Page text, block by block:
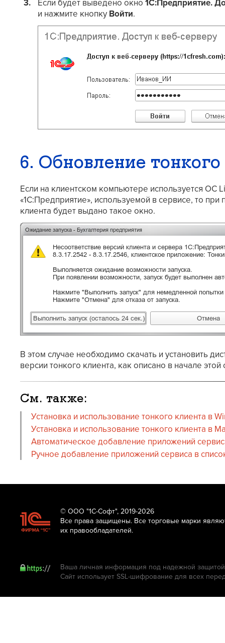
Если будет выведено окно 1С:Предприятие.
и нажмите кнопку Войти.
6. Обновление
Если на клиентском компьютере используется ОС
«1С:Предприятие», используемой в сервисе, то
клиента будет выдано такое окно.
В этом случае необходимо скачать и установить
версии тонкого клиента, как описано в начале этой
См. также:
Установка и использование тонкого клиента в
Установка и использование тонкого клиента в
Автоматическое добавление приложений
Ручное добавление приложений сервиса в
© ООО "1С-Софт", 2019-2026
Все права защищены. Все торговые марки
их правообладателей.
Ваша личная информация под надежной
Сайт использует SSL-шифрование для всех